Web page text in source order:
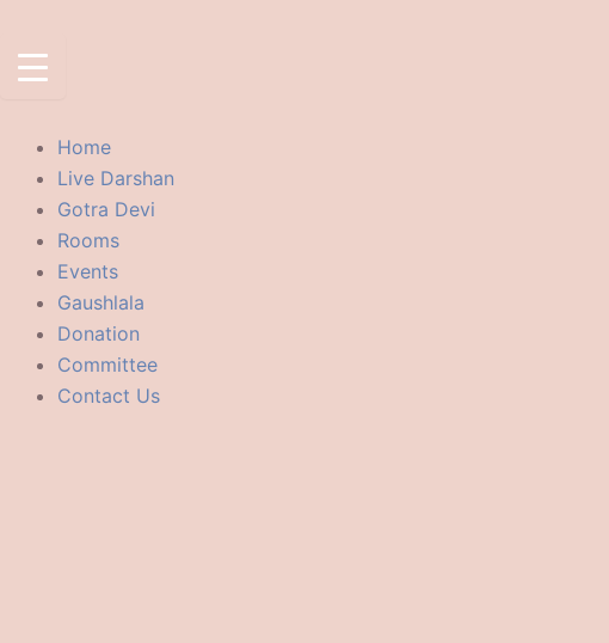
content
Home
Live Darshan
Gotra Devi
Rooms
Events
Gaushlala
Donation
Committee
Contact Us